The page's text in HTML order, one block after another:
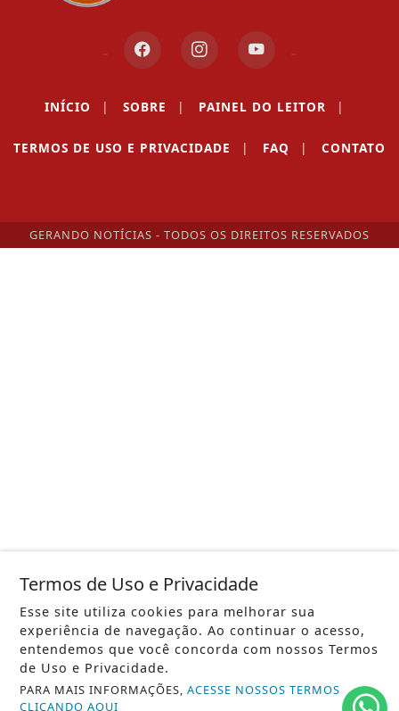
INÍCIO | SOBRE | PAINEL DO LEITOR |
TERMOS DE USO E PRIVACIDADE | FAQ | CONTATO
GERANDO NOTÍCIAS - TODOS OS DIREITOS RESERVADOS
Termos de Uso e Privacidade
Esse site utiliza cookies para melhorar sua
experiência de navegação. Ao continuar o acesso,
entendemos que você concorda com nossos Termos
de Uso e Privacidade.
PARA MAIS INFORMAÇÕES,ACESSE NOSSOS TERMOS
CLICANDO AQUI